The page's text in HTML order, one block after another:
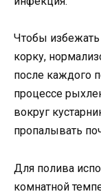
Чтобы избежать
корку,
после каждого
процессе
вокруг
пропалывать
Для полива
комнатной